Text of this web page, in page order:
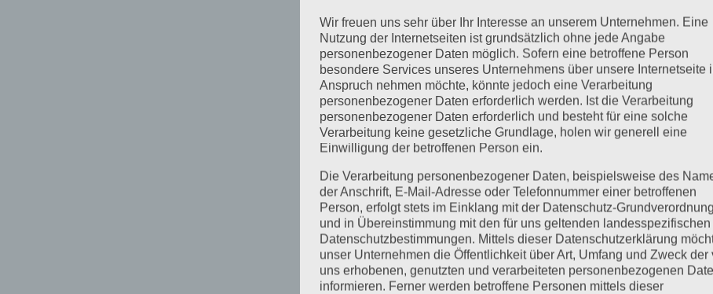
Wir freuen uns sehr über Ihr Interesse an unserem Unternehmen. Eine
Nutzung der Internetseiten ist grundsätzlich ohne jede Angabe
personenbezogener Daten möglich. Sofern eine betroffene Person
besondere Services unseres Unternehmens über unsere Internetseite
Anspruch nehmen möchte, könnte jedoch eine Verarbeitung
personenbezogener Daten erforderlich werden. Ist die Verarbeitung
personenbezogener Daten erforderlich und besteht für eine solche
Verarbeitung keine gesetzliche Grundlage, holen wir generell eine
Einwilligung der betroffenen Person ein.
Die Verarbeitung personenbezogener Daten, beispielsweise des
der Anschrift, E-Mail-Adresse oder Telefonnummer einer betroffenen
Person, erfolgt stets im Einklang mit der Datenschutz-Grundverordnung
und in Übereinstimmung mit den für uns geltenden landesspezifischen
Datenschutzbestimmungen. Mittels dieser Datenschutzerklärung
unser Unternehmen die Öffentlichkeit über Art, Umfang und Zweck der
uns erhobenen, genutzten und verarbeiteten personenbezogenen
informieren. Ferner werden betroffene Personen mittels dieser